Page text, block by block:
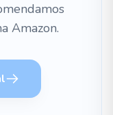
Amazon.